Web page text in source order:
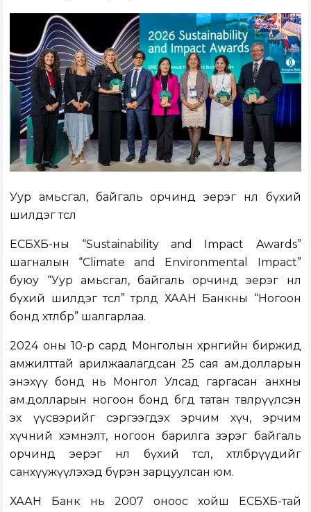
Уур амьсгал, байгаль орчинд эерэг нөлөө бүхий
шилдэг төсөл
ЕСБХБ-ны “Sustainability and Impact Awards”
шагналын “Climate and Environmental Impact”
буюу “Уур амьсгал, байгаль орчинд эерэг нөлөө
бүхий шилдэг төсөл” төрөлд ХААН Банкны “Ногоон
бонд хөтөлбөр” шалгарлаа.
2024 оны 10-р сард Монголын хөрөнгийн биржид
амжилттай арилжаалагдсан 25 сая ам.долларын
энэхүү бонд нь Монгол Улсад гаргасан анхны
ам.долларын ногоон бонд бөгөөд татан төвлөрүүлсэн
эх үүсвэрийг сэргээгдэх эрчим хүч, эрчим
хүчний хэмнэлт, ногоон барилга зэрэг байгаль
орчинд эерэг нөлөө бүхий төсөл, хөтөлбөрүүдийг
санхүүжүүлэхэд бүрэн зарцуулсан юм.
ХААН Банк нь 2007 оноос хойш ЕСБХБ-тай